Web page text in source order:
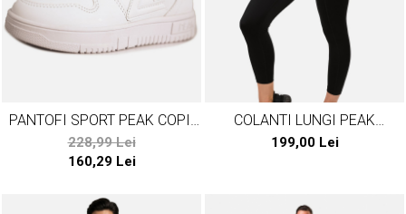
PANTOFI SPORT PEAK COPII
CASUAL LOW TOP ALB
228,99 Lei
160,29 Lei
COLANTI LUNGI PEAK
NADIA1976
199,00 Lei